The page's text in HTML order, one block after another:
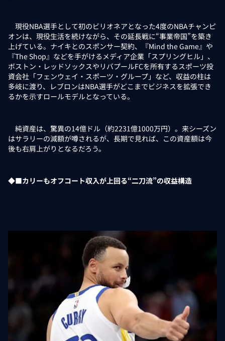
現役NBA選手として初のビリオネアとなった4度のNBAチャンピ
オンは、現役生活を続けながら、その延長戦に“事業帝国”を築き
上げている。ナイキとのスポンサー契約、『Mind the Game』や
『The Shop』などを手がけるメディア企業「スプリングヒル」、
ボストン・レッドソックスやリバプールFCを所有するスポーツ投
資会社「フェンウェイ・スポーツ・グループ」など、収益の柱は
多岐に渡り、レブロンはNBA選手がどこまでビジネスを拡張でき
るかを示すロールモデルとなっている。
純資産は、驚異の14億ドル（約2231億1000万円）。来シーズン
はサラリーの減額が噂されるが、長期で見れば、この資産額は今
後も右肩上がりとなるだろう。
◆■カリーもオフコート収入が上回る“二刀流”の収益構造